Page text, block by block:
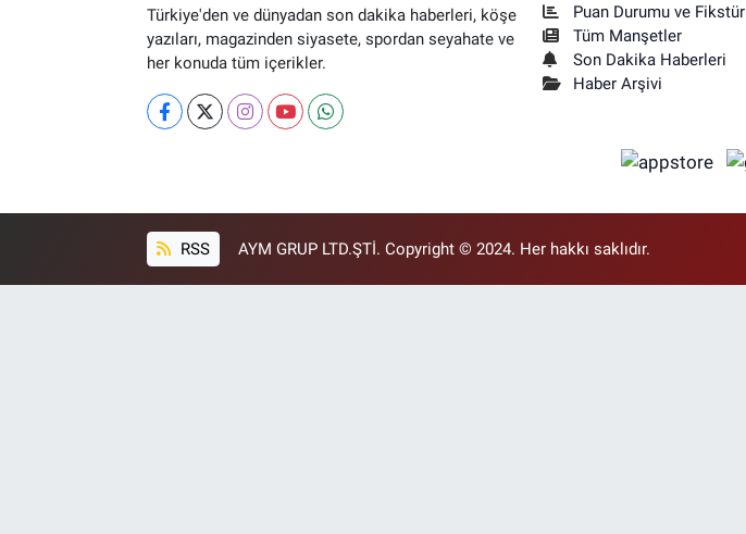
Türkiye'den ve dünyadan son dakika haberleri, köşe
yazıları, magazinden siyasete, spordan seyahate ve
her konuda tüm içerikler.
Puan Durumu ve Fikstür
Tüm Manşetler
Son Dakika Haberleri
Haber Arşivi
RSS AYM GRUP LTD.ŞTİ. Copyright © 2024. Her hakkı saklıdır.